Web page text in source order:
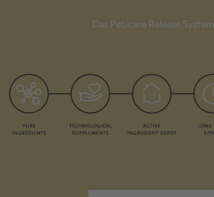
Das Peticare Release System